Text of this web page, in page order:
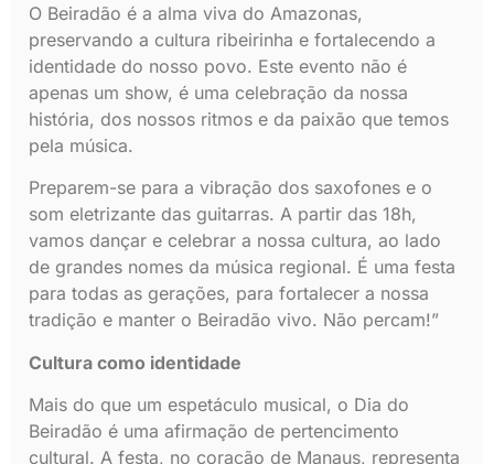
O Beiradão é a alma viva do Amazonas,
preservando a cultura ribeirinha e fortalecendo a
identidade do nosso povo. Este evento não é
apenas um show, é uma celebração da nossa
história, dos nossos ritmos e da paixão que temos
pela música.
Preparem-se para a vibração dos saxofones e o
som eletrizante das guitarras. A partir das 18h,
vamos dançar e celebrar a nossa cultura, ao lado
de grandes nomes da música regional. É uma festa
para todas as gerações, para fortalecer a nossa
tradição e manter o Beiradão vivo. Não percam!”
Cultura como identidade
Mais do que um espetáculo musical, o Dia do
Beiradão é uma afirmação de pertencimento
cultural. A festa, no coração de Manaus, representa